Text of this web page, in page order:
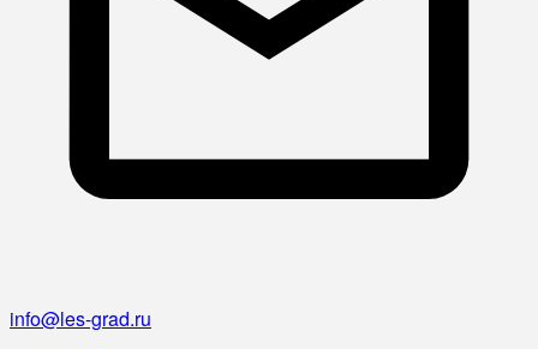
info@les-grad.ru